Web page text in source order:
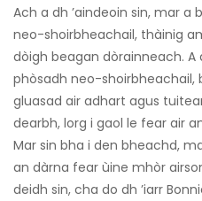
Ach a dh ’aindeoin sin, mar
neo-shoirbheachail, thàinig
dòigh beagan dòrainneach. A
phòsadh neo-shoirbheachail,
gluasad air adhart agus
dearbh, lorg i gaol le fear air
Mar sin bha i den bheachd,
an dàrna fear ùine mhòr
deidh sin, cha do dh ’iarr